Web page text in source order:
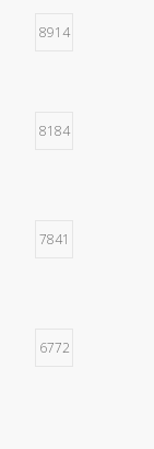
8914
8184
7841
6772